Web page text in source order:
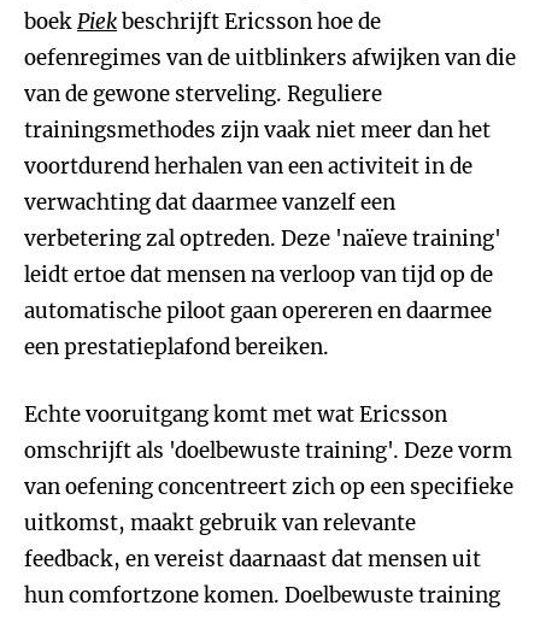
boekPiekbeschrijft Ericsson hoe de
oefenregimes van de uitblinkers afwijken van die
van de gewone sterveling. Reguliere
trainingsmethodes zijn vaak niet meer dan het
voortdurend herhalen van een activiteit in de
verwachting dat daarmee vanzelf een
verbetering zal optreden. Deze 'naïeve training'
leidt ertoe dat mensen na verloop van tijd op de
automatische piloot gaan opereren en daarmee
een prestatieplafond bereiken.
Echte vooruitgang komt met wat Ericsson
omschrijft als 'doelbewuste training'. Deze vorm
van oefening concentreert zich op een specifieke
uitkomst, maakt gebruik van relevante
feedback, en vereist daarnaast dat mensen uit
hun comfortzone komen. Doelbewuste training